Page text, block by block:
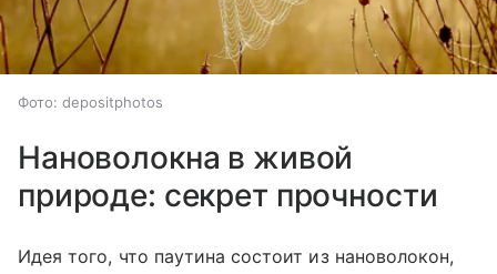
Фото: depositphotos
Нановолокна в живой
природе: секрет прочности
Идея того, что паутина состоит из нановолокон,